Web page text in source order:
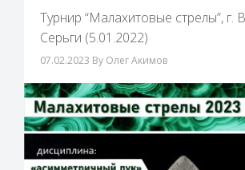
Турнир “Малахитовые стрелы”, г.
Серьги (5.01.2022)
07.02.2023 By Олег Акимов